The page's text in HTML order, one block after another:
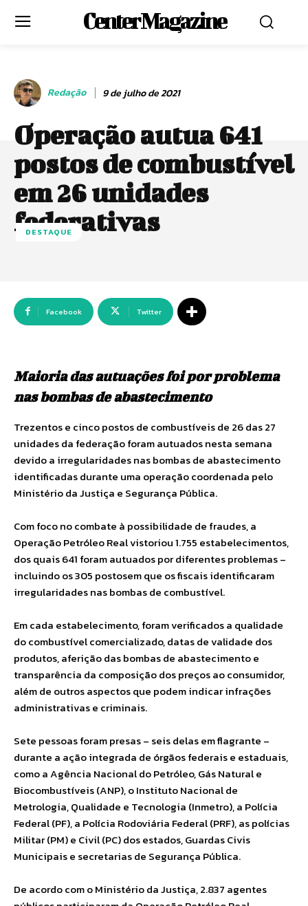
Center Magazine
Redação 9 de julho de 2021
Operação autua 641
postos de combustível
em 26 unidades
federativas
DESTAQUE
Facebook Twitter
Maioria das autuações foi por problema
nas bombas de abastecimento
Trezentos e cinco postos de combustíveis de 26 das 27
unidades da federação foram autuados nesta semana
devido a irregularidades nas bombas de abastecimento
identificadas durante uma operação coordenada pelo
Ministério da Justiça e Segurança Pública.
Com foco no combate à possibilidade de fraudes, a
Operação Petróleo Real vistoriou 1.755 estabelecimentos,
dos quais 641 foram autuados por diferentes problemas –
incluindo os 305 postosem que os fiscais identificaram
irregularidades nas bombas de combustível.
Em cada estabelecimento, foram verificados a qualidade
do combustível comercializado, datas de validade dos
produtos, aferição das bombas de abastecimento e
transparência da composição dos preços ao consumidor,
além de outros aspectos que podem indicar infrações
administrativas e criminais.
Sete pessoas foram presas – seis delas em flagrante –
durante a ação integrada de órgãos federais e estaduais,
como a Agência Nacional do Petróleo, Gás Natural e
Biocombustíveis (ANP), o Instituto Nacional de
Metrologia, Qualidade e Tecnologia (Inmetro), a Polícia
Federal (PF), a Polícia Rodoviária Federal (PRF), as polícias
Militar (PM) e Civil (PC) dos estados, Guardas Civis
Municipais e secretarias de Segurança Pública.
De acordo com o Ministério da Justiça, 2.837 agentes